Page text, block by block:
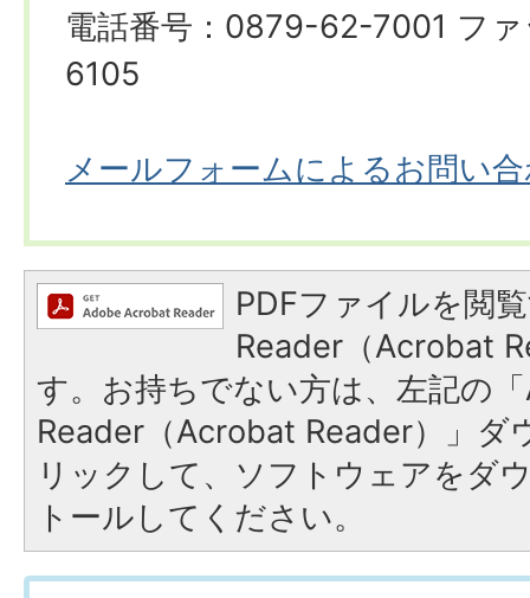
電話番号：0879-62-7001 フ
6105
メールフォームによるお問い
PDFファイルを閲
Reader（Acrobat
す。お持ちでない方は、左記の
Reader（Acrobat Reader）」ダ
リックして、ソフトウェアをダ
トールしてください。